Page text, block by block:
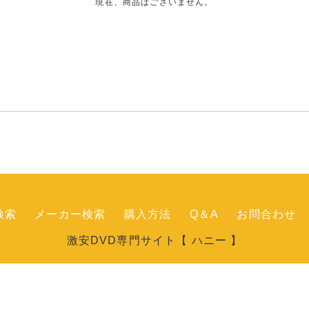
索 メーカー検索 購入方法 Q＆A お問合わせ
激安DVD専門サイト【 ハニー 】